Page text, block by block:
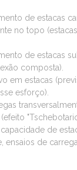
de estacas
no topo
de estacas
composta).
em estacas
esforço).
de
ensaios de